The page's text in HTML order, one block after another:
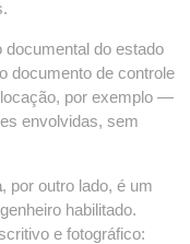
documental do estado
documento de controle
por exemplo —
envolvidas, sem
, por outro lado, é um
habilitado.
e fotográfico: